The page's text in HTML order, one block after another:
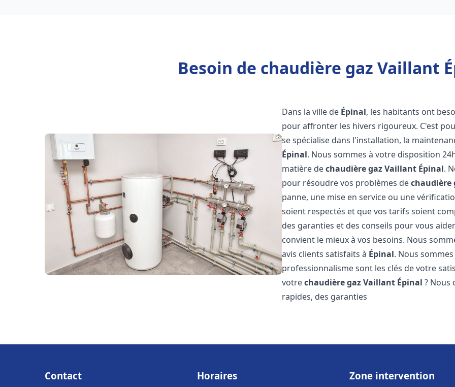
Besoin de chaudière gaz Vaillant
Dans la ville de Épinal, les habitants ont
pour affronter les hivers rigoureux. C'est
se spécialise dans l'installation, la
Épinal. Nous sommes à votre disposition
matière dechaudière gaz Vaillant Épinal.
pour résoudre vos problèmes dechaudière
panne, une mise en service ou une
soient respectés et que vos tarifs soient
des garanties et des conseils pour vous
convient le mieux à vos besoins. Nous
avis clients satisfaits à Épinal. Nous
professionnalisme sont les clés de votre
votrechaudière gaz Vaillant Épinal ? Nous
rapides, des garanties
Contact Horaires Zone intervention